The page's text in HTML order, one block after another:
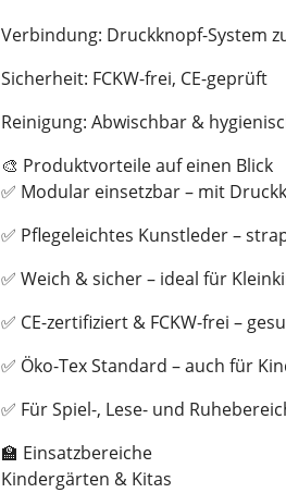
Verbindung: Druckknopf-System
Sicherheit: FCKW-frei, CE-geprüft
Reinigung: Abwischbar &
🎨 Produktvorteile auf einen Blick
✅ Modular einsetzbar – mit
✅ Pflegeleichtes Kunstleder –
✅ Weich & sicher – ideal für
✅ CE-zertifiziert & FCKW-frei –
✅ Öko-Tex Standard – auch für
✅ Für Spiel-, Lese- und
🏫 Einsatzbereiche
Kindergärten & Kitas